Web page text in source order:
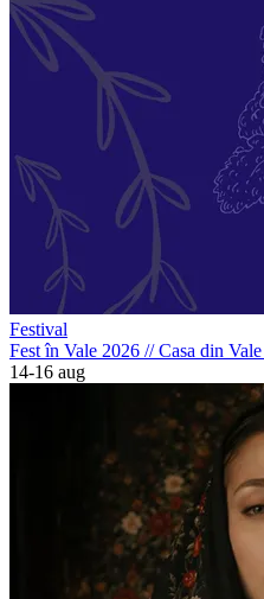
Festival
Fest în Vale 2026 //Casa din
14-16 aug